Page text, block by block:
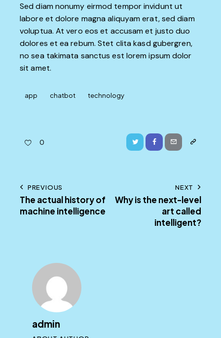
Sed diam nonumy eirmod tempor invidunt ut
labore et dolore magna aliquyam erat, sed diam
voluptua. At vero eos et accusam et justo duo
dolores et ea rebum. Stet clita kasd gubergren,
no sea takimata sanctus est lorem ipsum dolor
sit amet.
app chatbot technology
0 Twitter FacebookEmail
Copy
Post
navigation
PREVIOUS
The actual history of
machine intelligence
NEXT
Why is the next-level
art called
intelligent?
admin